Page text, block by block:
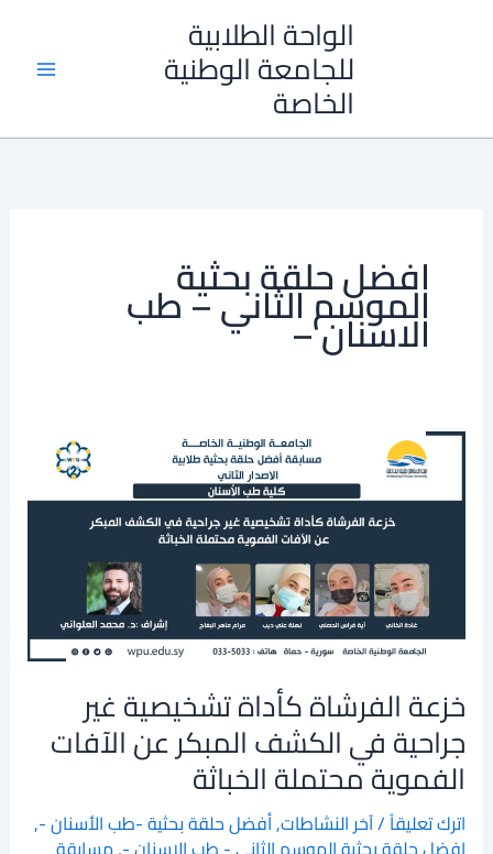
الواحة الطلابية
للجامعة الوطنية
الخاصة
افضل حلقة بحثية
الموسم الثاني – طب
الاسنان –
خزعة الفرشاة كأداة تشخيصية غير
جراحية في الكشف المبكر عن الآفات
الفموية محتملة الخباثة
اترك تعليقاً/آخر النشاطات,أفضل حلقة بحثية -طب الأسنان -,
خزعة
الفرشاة
كأداة
جراحية
الكشف
عن
الآفات
الفموية
محتملة
الخباثة